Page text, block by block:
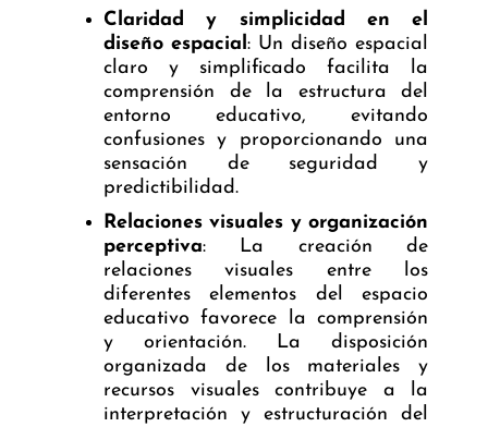
Claridad y simplicidad en el
diseño espacial: Un diseño espacial
claro y simplificado facilita la
comprensión de la estructura del
entorno educativo, evitando
confusiones y proporcionando una
sensación de seguridad y
predictibilidad.
Relaciones visuales y organización
perceptiva: La creación de
relaciones visuales entre los
diferentes elementos del espacio
educativo favorece la comprensión
y orientación. La disposición
organizada de los materiales y
recursos visuales contribuye a la
interpretación y estructuración del